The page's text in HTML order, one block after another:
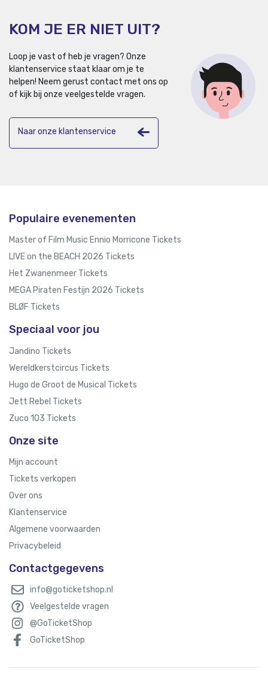
KOM JE ER NIET UIT?
Loop je vast of heb je vragen? Onze
klantenservice staat klaar om je te
helpen! Neem gerust contact met ons op
of kijk bij onze veelgestelde vragen.
Naar onze klantenservice
Populaire evenementen
Master of Film Music Ennio Morricone Tickets
LIVE on the BEACH 2026 Tickets
Het Zwanenmeer Tickets
MEGA Piraten Festijn 2026 Tickets
BLØF Tickets
Speciaal voor jou
Jandino Tickets
Wereldkerstcircus Tickets
Hugo de Groot de Musical Tickets
Jett Rebel Tickets
Zuco 103 Tickets
Onze site
Mijn account
Tickets verkopen
Over ons
Klantenservice
Algemene voorwaarden
Privacybeleid
Contactgegevens
info@goticketshop.nl
Veelgestelde vragen
@GoTicketShop
GoTicketShop